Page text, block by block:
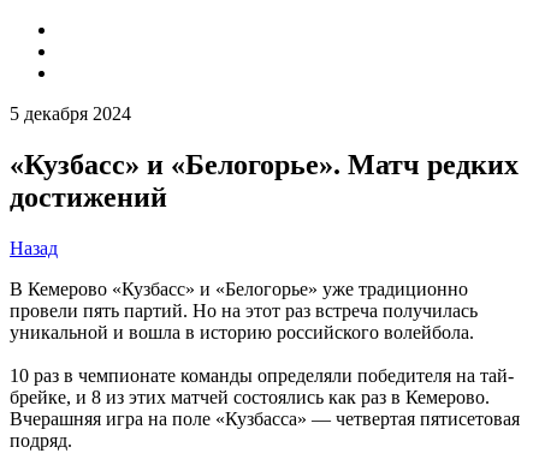
5 декабря 2024
«Кузбасс» и «Белогорье». Матч редких
достижений
Назад
В Кемерово «Кузбасс» и «Белогорье» уже традиционно
провели пять партий. Но на этот раз встреча получилась
уникальной и вошла в историю российского волейбола.
10 раз в чемпионате команды определяли победителя на тай-
брейке, и 8 из этих матчей состоялись как раз в Кемерово.
Вчерашняя игра на поле «Кузбасса» — четвертая пятисетовая
подряд.